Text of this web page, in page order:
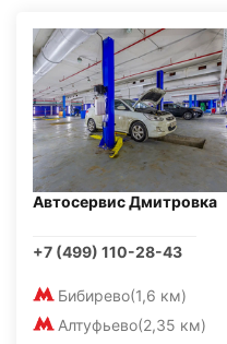
Автосервис Дмитровка
+7 (499) 110-28-43
Бибирево(1,6 км)
Алтуфьево(2,35 км)